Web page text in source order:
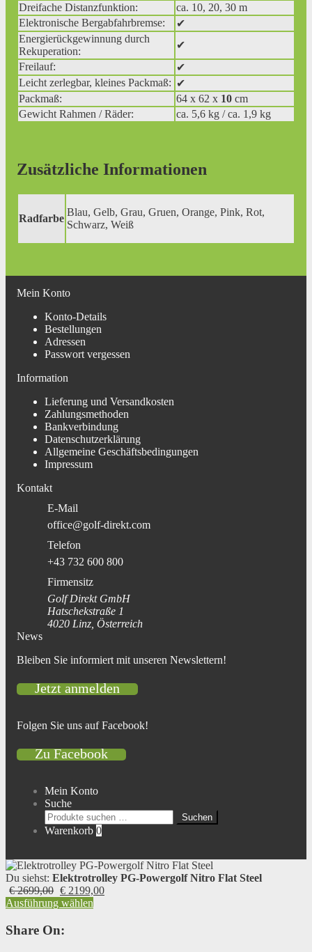
Dreifache Distanzfunktion:
ca. 10, 20, 30 m
Elektronische Bergabfahrbremse:
✔
Energierückgewinnung durch
Rekuperation:
✔
Freilauf:
✔
Leicht zerlegbar, kleines Packmaß: ✔
Packmaß:
64 x 62 x 10 cm
Gewicht Rahmen / Räder:
ca. 5,6 kg / ca. 1,9 kg
Zusätzliche Informationen
Radfarbe
Blau, Gelb, Grau, Gruen, Orange, Pink, Rot,
Schwarz, Weiß
Mein Konto
Konto-Details
Bestellungen
Adressen
Passwort vergessen
Information
Lieferung und Versandkosten
Zahlungsmethoden
Bankverbindung
Datenschutzerklärung
Allgemeine Geschäftsbedingungen
Impressum
Kontakt
E-Mail
office@golf-direkt.com
Telefon
+43 732 600 800
Firmensitz
Golf Direkt GmbH
Hatschekstraße 1
4020 Linz, Österreich
News
Bleiben Sie informiert mit unseren Newslettern!
Jetzt anmelden
Folgen Sie uns auf Facebook!
Zu Facebook
Mein Konto
Suche
Suchen
nach:
Suchen
Warenkorb 0
Du siehst: Elektrotrolley PG-Powergolf Nitro Flat Steel
€2699,00 Ursprünglicher
Preis
€ 2699,00
€ 2199,00Aktueller
Ausführung wählen
Share On: